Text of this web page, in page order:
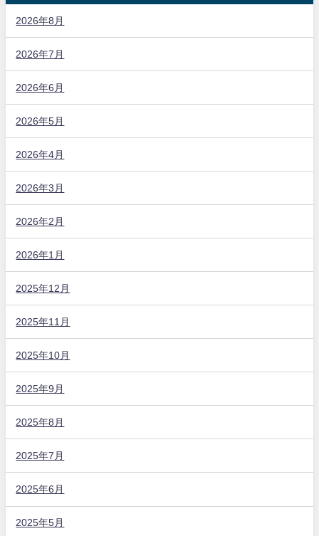
2026年8月
2026年7月
2026年6月
2026年5月
2026年4月
2026年3月
2026年2月
2026年1月
2025年12月
2025年11月
2025年10月
2025年9月
2025年8月
2025年7月
2025年6月
2025年5月